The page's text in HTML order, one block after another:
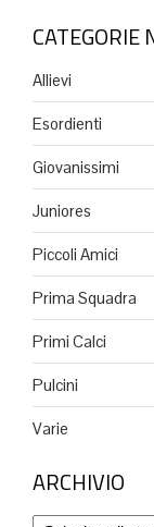
CATEGORIE
Allievi
Esordienti
Giovanissimi
Juniores
Piccoli Amici
Prima Squadra
Primi Calci
Pulcini
Varie
ARCHIVIO